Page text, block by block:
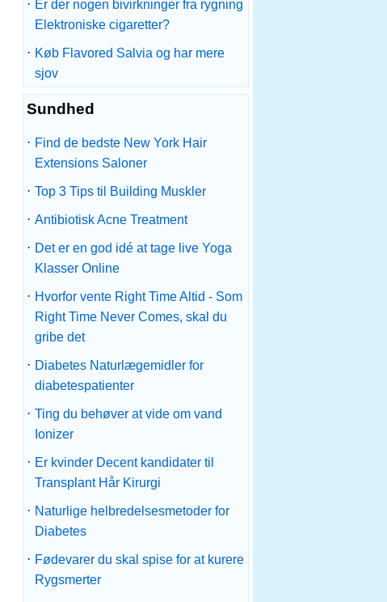
· Er der nogen bivirkninger fra rygning
Elektroniske cigaretter?
· Køb Flavored Salvia og har mere
sjov
Sundhed
· Find de bedste New York Hair
Extensions Saloner
· Top 3 Tips til Building Muskler
· Antibiotisk Acne Treatment
· Det er en god idé at tage live Yoga
Klasser Online
· Hvorfor vente Right Time Altid - Som
Right Time Never Comes, skal du
gribe det
· Diabetes Naturlægemidler for
diabetespatienter
· Ting du behøver at vide om vand
Ionizer
· Er kvinder Decent kandidater til
Transplant Hår Kirurgi
· Naturlige helbredelsesmetoder for
Diabetes
· Fødevarer du skal spise for at kurere
Rygsmerter